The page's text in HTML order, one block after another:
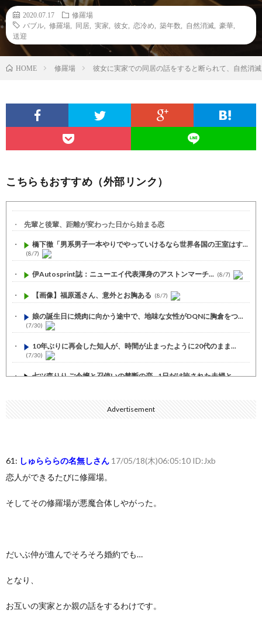
2020.07.17
修羅場
バブル
修羅場 同居 実家 彼女 恋冷め 築年数 自然消滅 豪華
送迎
HOME 修羅場 彼女に実家での同居の話をすると断られて、自然消
こちらもおすすめ（外部リンク）
先輩と後輩、距離が変わった日から始まる恋
橋下徹「男系男子一本やりでやっていけるなら世界各国の王室はす...
(8/7)
伊Autosprint誌：ニューエイ代表渾身のアストンマーチ... (8/7)
【画像】福原遥さん、意外とお胸ある (8/7)
娘の誕生日に焼肉に向かう途中で、地味な女性がDQNに胸倉をつ...
(7/30)
10年ぶりに再会した知人が、時間が止まったように20代のまま...
(7/30)
七ツ森りり ご令嬢と召使いの禁断の恋…1日だけ許された夫婦と...
娘の誕生日に焼肉に向かう途中で、地味な女性がDQNに胸倉をつ...
いきなり円高 (7/30)
【セール】Apple Apple Watch、iPhoneや...
人体の中身が左右非対称なのは繊毛が回転運動をして左側に流れが...
(7/30)
Powered by livedoor 相互RSS
Advertisement
61: しゅらららの名無しさん 17/05/18(木)06:05:10 ID:Jxb
恋人ができるたびに修羅場。
そしてその修羅場が悪魔合体しやがった。
だいぶ仲が進んでそろそろ婚約でも…
となり、
お互いの実家とか親の話をするわけです。